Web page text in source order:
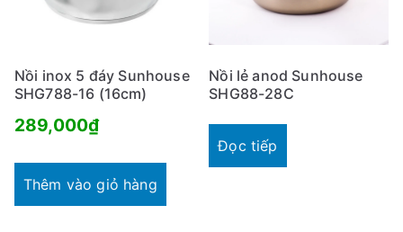
Nồi inox 5 đáy Sunhouse
SHG788-16 (16cm)
289,000₫
Thêm vào giỏ hàng
Nồi lẻ anod Sunhouse
SHG88-28C
Đọc tiếp